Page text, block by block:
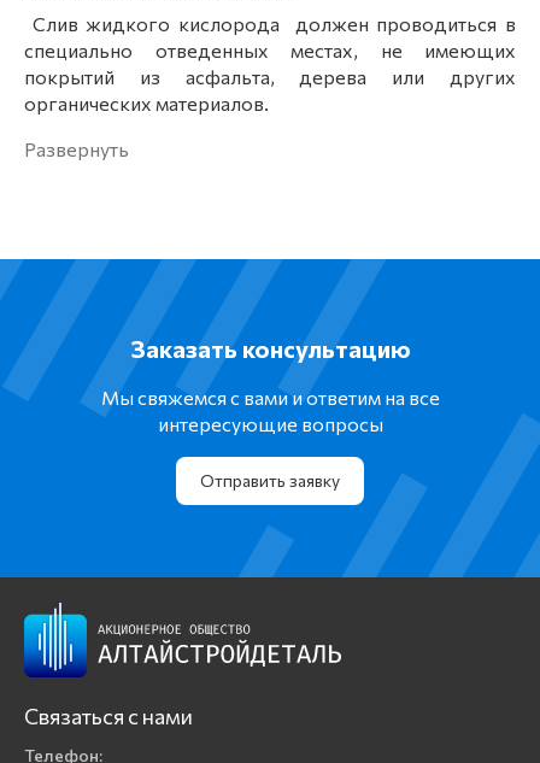
Слив жидкого кислорода должен проводиться в
специально отведенных местах, не имеющих
покрытий из асфальта, дерева или других
органических материалов.
Заказать консультацию
Мы свяжемся с вами и ответим на все
интересующие вопросы
Отправить заявку
Связаться с нами
Телефон: